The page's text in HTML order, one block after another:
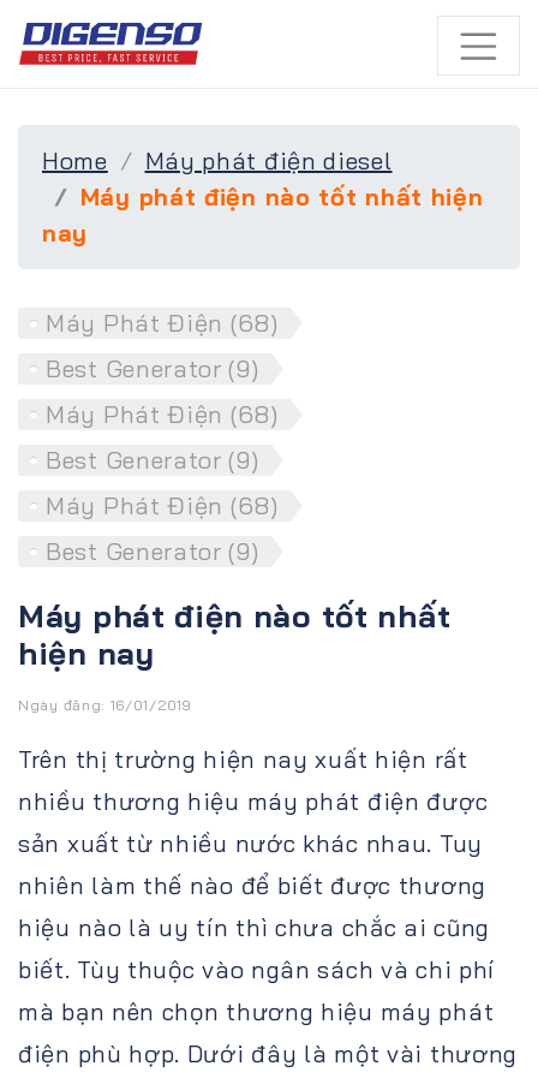
Home
Máy phát điện diesel
Máy phát điện nào tốt nhất hiện
nay
Máy Phát Điện (68)
Best Generator (9)
Máy Phát Điện (68)
Best Generator (9)
Máy Phát Điện (68)
Best Generator (9)
Máy phát điện nào tốt nhất
hiện nay
Ngày đăng: 16/01/2019
Trên thị trường hiện nay xuất hiện rất
nhiều thương hiệu máy phát điện được
sản xuất từ nhiều nước khác nhau. Tuy
nhiên làm thế nào để biết được thương
hiệu nào là uy tín thì chưa chắc ai cũng
biết. Tùy thuộc vào ngân sách và chi phí
mà bạn nên chọn thương hiệu máy phát
điện phù hợp. Dưới đây là một vài thương